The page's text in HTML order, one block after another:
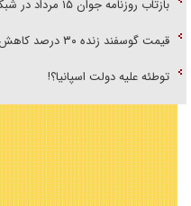
بازتاب روزنامه جوان ۱۵ مرداد در شبکه خبر
قیمت گوسفند زنده ۳۰ درصد کاهش یافت؛ گوشت ارزان نشد
توطئه علیه دولت اسپانیا؟!